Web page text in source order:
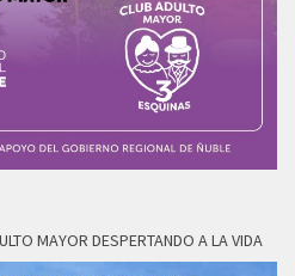
MAYOR DESPERTANDO A LA VIDA